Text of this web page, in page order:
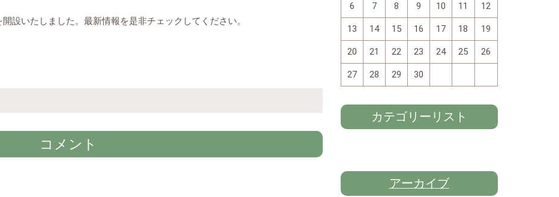
設いたしました。最新情報を是非チェックしてください。
コメント
6 7 8 9 10 11 12
13 14 15 16 17 18 19
20 21 22 23 24 25 26
27 28 29 30
カテゴリーリスト
アーカイブ